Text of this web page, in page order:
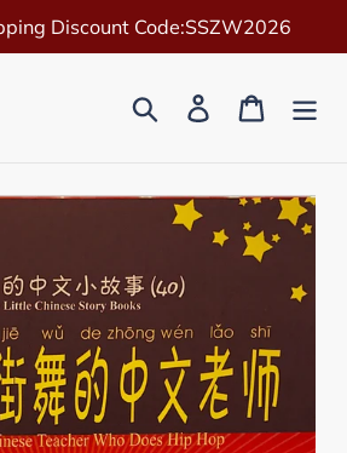
Discount Code:SSZW2026
Search Log in Cart